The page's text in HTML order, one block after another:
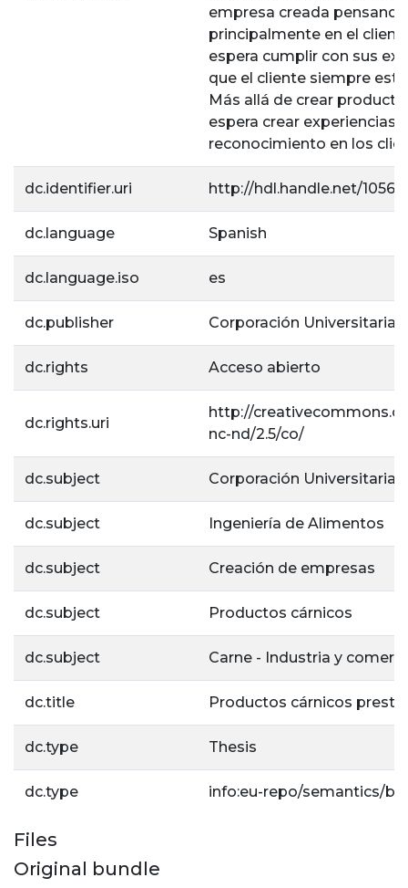
empresa creada pensando
principalmente en el
espera cumplir con sus
que el cliente siempre
Más allá de crear
espera crear experiencias
reconocimiento en los
dc.identifier.uri http://hdl.handle.net/
dc.language Spanish
dc.language.iso es
dc.publisher Corporación Universitaria
dc.rights Acceso abierto
dc.rights.uri
http://
nc-nd/2.5/co/
dc.subject Corporación Universitaria
dc.subject Ingeniería de Alimentos
dc.subject Creación de empresas
dc.subject Productos cárnicos
dc.subject Carne - Industria y
dc.title Productos cárnicos
dc.type Thesis
dc.type info:eu-repo/semantics/
Files
Original bundle